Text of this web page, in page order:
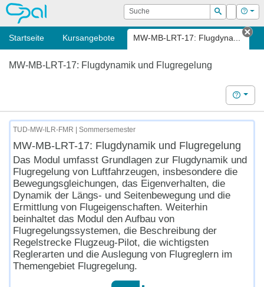
OPAL Suche
Suchen
Login Hilfe
Startseite Kursangebote MW-MB-LRT-17: Flugdyna...
MW-MB-LRT-17: Flugdynamik und Flugregelung
Hilfe
TUD-MW-ILR-FMR | Sommersemester
MW-MB-LRT-17: Flugdynamik und Flugregelung
Das Modul umfasst Grundlagen zur Flugdynamik und
Flugregelung von Luftfahrzeugen, insbesondere die
Bewegungsgleichungen, das Eigenverhalten, die
Dynamik der Längs- und Seitenbewegung und die
Ermitt lung von Flugeigenschaften. Weiterhin
beinhaltet das Modul den Aufbauvon
Flugregelungssystemen, die Beschreibung der
Regelstrecke Flugzeug-Pilot, die wichtigsten
Reglerarten und die Auslegung von Flugreg lern im
Themengebiet Flugregelung.